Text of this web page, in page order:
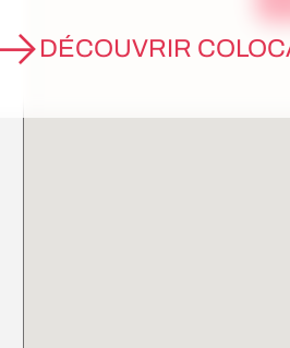
DÉCOUVRIR